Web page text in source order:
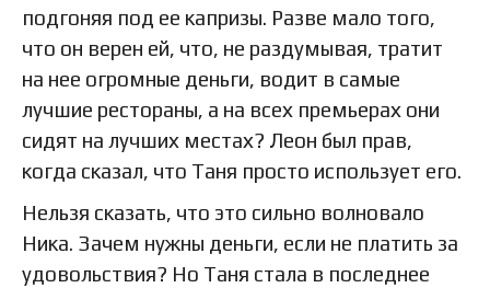
подгоняя под ее капризы. Разве мало того,
что он верен ей, что, не раздумывая, тратит
на нее огромные деньги, водит в самые
лучшие рестораны, а на всех премьерах они
сидят на лучших местах? Леон был прав,
когда сказал, что Таня просто использует его.
Нельзя сказать, что это сильно волновало
Ника. Зачем нужны деньги, если не платить за
удовольствия? Но Таня стала в последнее